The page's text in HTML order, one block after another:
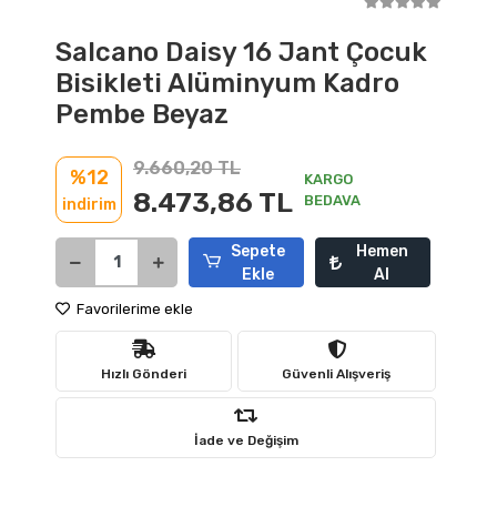
Salcano Daisy 16 Jant Çocuk
Bisikleti Alüminyum Kadro
Pembe Beyaz
%12
indirim
9.660,20 TL
8.473,86 TL
KARGO
BEDAVA
Sepete
Ekle
Hemen
Al
Favorilerime ekle
Hızlı Gönderi Güvenli Alışveriş
İade ve Değişim